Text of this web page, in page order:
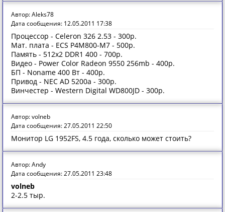
Автор: Aleks78
Дата сообщения: 12.05.2011 17:38
Процессор - Celeron 326 2.53 - 300р.
Мат. плата - ECS P4M800-M7 - 500р.
Память - 512x2 DDR1 400 - 700р.
Видео - Power Color Radeon 9550 256mb - 400р.
БП - Noname 400 Вт - 400р.
Привод - NEC AD 5200a - 300р.
Винчестер - Western Digital WD800JD - 300р.
Автор: volneb
Дата сообщения: 27.05.2011 22:50
Монитор LG 1952FS, 4.5 года, сколько может стоить?
Автор: Andy
Дата сообщения: 27.05.2011 23:48
volneb
2-2.5 тыр.